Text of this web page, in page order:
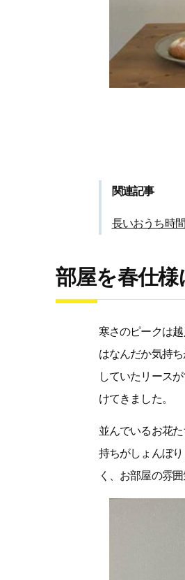
関連記事
長いおうち時
部屋を春仕
寒さのピークは
はなんだか気持
していたリース
けてきました。
並んでいるお花
持ちがしょんぼ
く、お部屋の雰